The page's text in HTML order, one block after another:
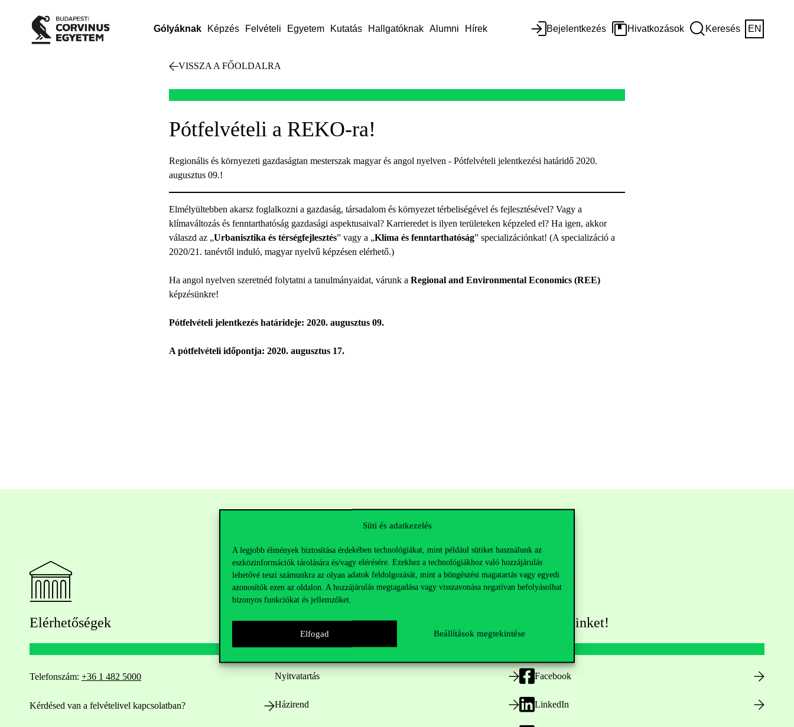
Süti és adatkezelés
A legjobb élmények biztosítása érdekében technológiákat, mint például sütiket használunk az
eszközinformációk tárolására és/vagy elérésére. Ezekhez a technológiákhoz való hozzájárulás
lehetővé teszi számunkra az olyan adatok feldolgozását, mint a böngészési magatartás vagy egyedi
azonosítók ezen az oldalon. A hozzájárulás megtagadása vagy visszavonása negatívan befolyásolhat
bizonyos funkciókat és jellemzőket.
Elfogad Beállítások megtekintése
Gólyáknak Képzés Felvételi Egyetem Kutatás Hallgatóknak Alumni Hírek Bejelentkezés Hivatkozások Keresés EN
VISSZA A FŐOLDALRA
Pótfelvételi a REKO-ra!
Regionális és környezeti gazdaságtan mesterszak magyar és angol nyelven - Pótfelvételi jelentkezési határidő 2020.
augusztus 09.!
Elmélyültebben akarsz foglalkozni a gazdaság, társadalom és környezet térbeliségével és fejlesztésével? Vagy a
klímaváltozás és fenntarthatóság gazdasági aspektusaival? Karrieredet is ilyen területeken képzeled el? Ha igen, akkor
válaszd az „Urbanisztika és térségfejlesztés” vagy a „Klíma és fenntarthatóság” specializációnkat! (A specializáció a
2020/21. tanévtől induló, magyar nyelvű képzésen elérhető.)
Ha angol nyelven szeretnéd folytatni a tanulmányaidat, várunk a Regional and Environmental Economics (REE)
képzésünkre!
Pótfelvételi jelentkezés határideje: 2020. augusztus 09.
A pótfelvételi időpontja: 2020. augusztus 17.
Elérhetőségek
Telefonszám: +36 1 482 5000
Kérdésed van a felvételivel kapcsolatban?
Hasznos linkek
Nyitvatartás
Házirend
Kövess minket!
Facebook
LinkedIn